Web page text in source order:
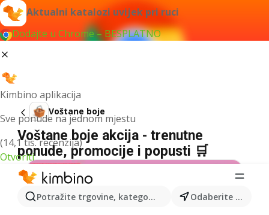
Aktualni katalozi uvijek pri ruci
Dodajte u Chrome – BESPLATNO
Kimbino aplikacija
Sve ponude na jednom mjestu
(14,1 tis. recenzija)
Otvoriti
Potražite trgovine, kategorije, proizvode... Odaberite grad
Voštane boje
Voštane boje akcija - trenutne
ponude, promocije i popusti 🛒